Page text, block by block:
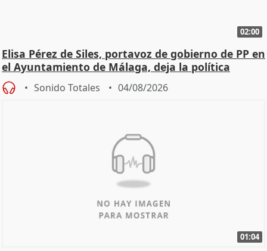
02:00
Elisa Pérez de Siles, portavoz de gobierno de PP en
el Ayuntamiento de Málaga, deja la política
Sonido Totales 04/08/2026
01:04